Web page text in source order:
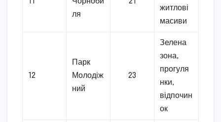
ля
житлові
масиви
12
Парк
Молодіж
ний
23
Зелена
зона,
прогуля
нки,
відпочин
ок